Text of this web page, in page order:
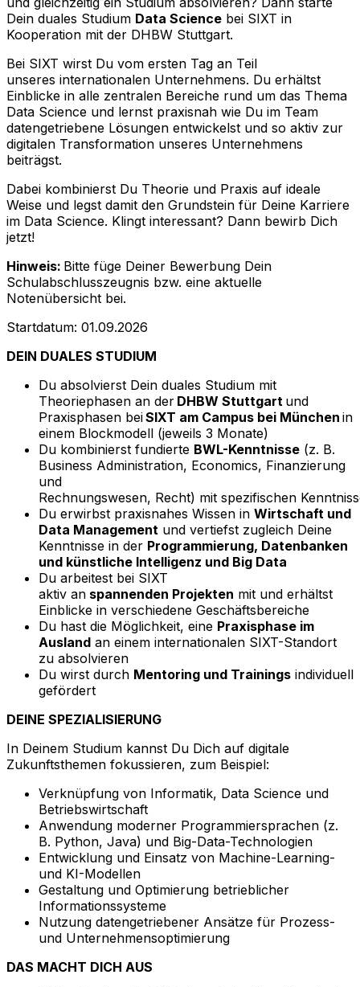
Dein duales Studium Data Science bei SIXT in
Kooperation mit der DHBW Stuttgart.
Bei SIXT wirst Du vom ersten Tag an Teil
unseres internationalen Unternehmens. Du erhältst
Einblicke in alle zentralen Bereiche rund um das Thema
Data Science und lernst praxisnah wie Du im Team
datengetriebene Lösungen entwickelst und so aktiv zur
digitalen Transformation unseres Unternehmens
beiträgst.
Dabei kombinierst Du Theorie und Praxis auf ideale
Weise und legst damit den Grundstein für Deine Karriere
im Data Science. Klingt interessant? Dann bewirb Dich
jetzt!
Hinweis: Bitte füge Deiner Bewerbung Dein
Schulabschlusszeugnis bzw. eine aktuelle
Notenübersicht bei.
Startdatum: 01.09.2026
DEIN DUALES STUDIUM
Du absolvierst Dein duales Studium mit
Theoriephasen an der DHBW Stuttgart und
Praxisphasen beiSIXT am Campus bei München in
einem Blockmodell (jeweils 3 Monate)
Du kombinierst fundierte BWL-Kenntnisse (z. B.
Business Administration, Economics, Finanzierung
und
Rechnungswesen, Recht) mit spezifischen
Du erwirbst praxisnahes Wissen in Wirtschaft und
Data Management und vertiefst zugleich Deine
Kenntnisse in der Programmierung, Datenbanken
und künstliche Intelligenz und Big Data
Du arbeitest bei SIXT
aktiv an spannenden Projekten mit und erhältst
Einblicke in verschiedene Geschäftsbereiche
Du hast die Möglichkeit, eine Praxisphase im
Ausland an einem internationalen SIXT-Standort
zu absolvieren
Du wirst durch Mentoring und Trainings individuell
gefördert
DEINE SPEZIALISIERUNG
In Deinem Studium kannst Du Dich auf digitale
Zukunftsthemen fokussieren, zum Beispiel:
Verknüpfung von Informatik, Data Science und
Betriebswirtschaft
Anwendung moderner Programmiersprachen (z.
B. Python, Java) und Big-Data-Technologien
Entwicklung und Einsatz von Machine-Learning-
und KI-Modellen
Gestaltung und Optimierung betrieblicher
Informationssysteme
Nutzung datengetriebener Ansätze für Prozess-
und Unternehmensoptimierung
DAS MACHT DICH AUS